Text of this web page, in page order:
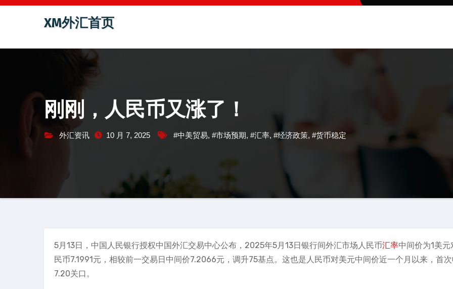
跳
容
XM外汇首页
刚刚，人民币又涨了！
外汇资讯 10 月 7, 2025 #中美贸易, #市场预期, #汇率, #经济政策, #货币稳定
5月13日，中国人民银行授权中国外汇交易中心公布，2025年5月13日银行间外汇市场人民币汇率中间价为1美元
民币7.1991元，相较前一交易日中间价7.2066元，调升75基点。这也是人民币对美元中间价近一个月以来，首
7.20关口。